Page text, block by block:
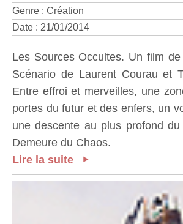
Genre : Création
Date : 21/01/2014
Les Sources Occultes. Un film
Scénario de Laurent Courau et
Entre effroi et merveilles, une
portes du futur et des enfers, un
une descente au plus profond
Demeure du Chaos.
Lire la suite